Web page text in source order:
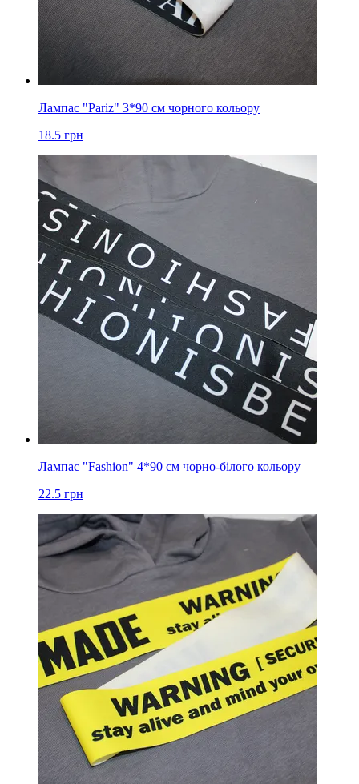
Лампас "Pariz" 3*90 см чорного кольору
18.5 грн
Лампас "Fashion" 4*90 см чорно-білого кольору
22.5 грн